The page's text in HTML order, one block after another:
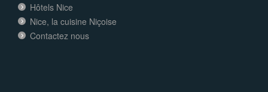
Hôtels Nice
Nice, la cuisine Niçoise
Contactez nous